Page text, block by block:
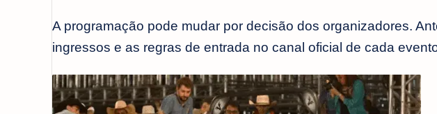
A programação pode mudar por decisão dos organizadores.
ingressos e as regras de entrada no canal oficial de cada